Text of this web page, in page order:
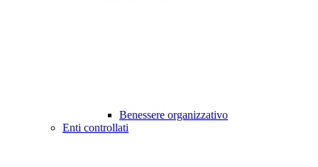
Benessere organizzativo
Enti controllati